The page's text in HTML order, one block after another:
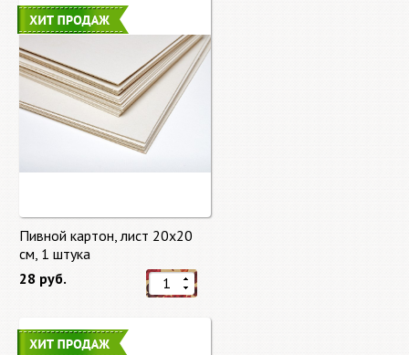
Пивной картон, лист 20х20
cм, 1 штука
28 руб.